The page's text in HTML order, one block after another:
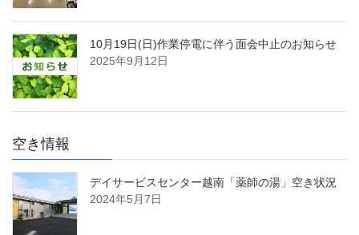
10月19日(日)作業停電に伴う面会中止のお知らせ
2025年9月12日
空き情報
デイサービスセンター越南「薬師の湯」空き状況
2024年5月7日